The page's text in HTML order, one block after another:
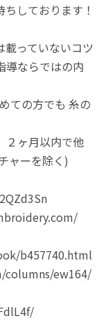
しております！
っていないコツ
導ならではの内
ての方でも 糸の
２ヶ月以内で他
ャーを除く)
b457740.html
columns/ew164/